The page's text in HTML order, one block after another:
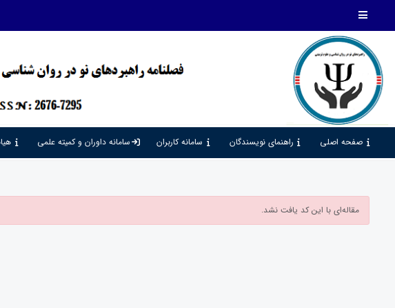
صفحه اصلی راهنمای نویسندگان سامانه کاربران سامانه داوران و کمیته علمی
مقاله‌ای با این کد یافت نشد.